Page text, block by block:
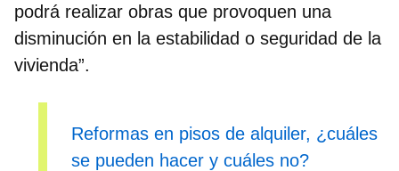
podrá realizar obras que provoquen una
disminución en la estabilidad o seguridad de la
vivienda”.
Reformas en pisos de alquiler, ¿cuáles
se pueden hacer y cuáles no?